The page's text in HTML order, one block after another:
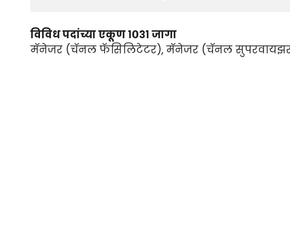
विविध पदांच्या एकूण १०३१ जागा
मॅनेजर (चॅनल फॅसिलिटेटर), मॅनेजर (चॅनल सुपरवायझर)